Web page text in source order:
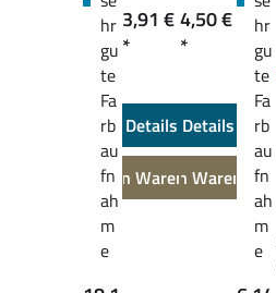
hr
gu
te
Fa
rb
au
fn
ah
m
e
3,91 €
*
Details
In den Warenkorb
4,50 €
*
Details
In den Warenkorb
hr
gu
te
Fa
rb
au
fn
ah
m
e